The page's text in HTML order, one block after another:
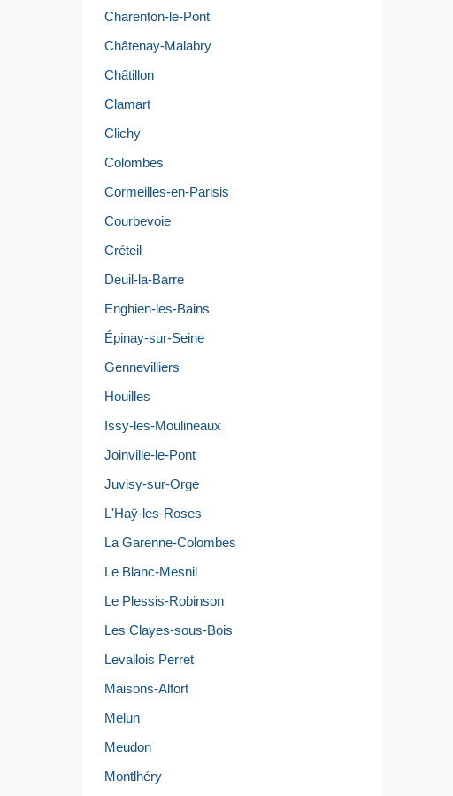
Charenton-le-Pont
Châtenay-Malabry
Châtillon
Clamart
Clichy
Colombes
Cormeilles-en-Parisis
Courbevoie
Créteil
Deuil-la-Barre
Enghien-les-Bains
Épinay-sur-Seine
Gennevilliers
Houilles
Issy-les-Moulineaux
Joinville-le-Pont
Juvisy-sur-Orge
L'Haÿ-les-Roses
La Garenne-Colombes
Le Blanc-Mesnil
Le Plessis-Robinson
Les Clayes-sous-Bois
Levallois Perret
Maisons-Alfort
Melun
Meudon
Montlhéry